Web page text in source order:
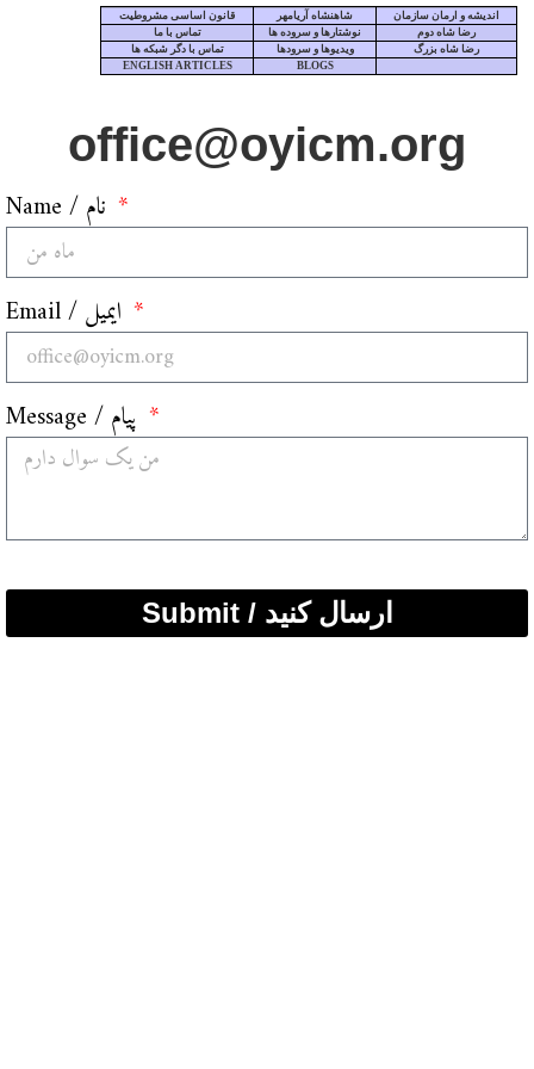
قانون اساسی مشروطیت شاهنشاه آریامهر
اندیشه و ارمان سازمان
تماس با ما
نوشتارها و سروده ها
رضا شاه دوم
تماس با دگر شبکه ها
ویدیوها و سرودها
رضا شاه بزرگ
ENGLISH ARTICLES
BLOGS
office@oyicm.org
Submit / ارسال کنید